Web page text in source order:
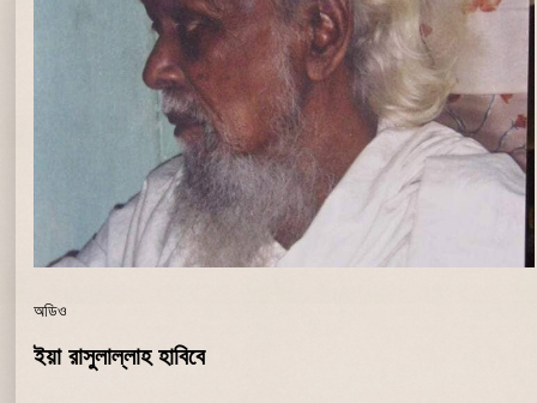
অডিও
ইয়া রাসুলাল্লাহ হাবিবে